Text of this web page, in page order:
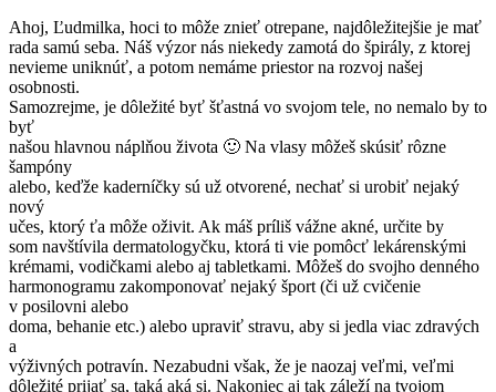
Ahoj, Ľudmilka, hoci to môže znieť otrepane, najdôležitejšie je mať
rada samú seba. Náš výzor nás niekedy zamotá do špirály, z ktorej
nevieme uniknúť, a potom nemáme priestor na rozvoj našej
osobnosti.
Samozrejme, je dôležité byť šťastná vo svojom tele, no nemalo by to
byť
našou hlavnou náplňou života 🙂 Na vlasy môžeš skúsiť rôzne
šampóny
alebo, keďže kaderníčky sú už otvorené, nechať si urobiť nejaký
nový
učes, ktorý ťa môže oživit. Ak máš príliš vážne akné, určite by
som navštívila dermatologyčku, ktorá ti vie pomôcť lekárenskými
krémami, vodičkami alebo aj tabletkami. Môžeš do svojho denného
harmonogramu zakomponovať nejaký šport (či už cvičenie
v posilovni alebo
doma, behanie etc.) alebo upraviť stravu, aby si jedla viac zdravých
a
výživných potravín. Nezabudni však, že je naozaj veľmi, veľmi
dôležité prijať sa, taká aká si. Nakoniec aj tak záleží na tvojom